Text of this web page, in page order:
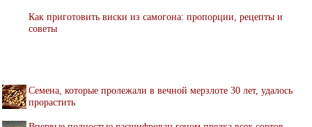
Как приготовить виски из самогона: пропорции, рецепты и
советы
Семена, которые пролежали в вечной мерзлоте 30 лет, удалось
прорастить